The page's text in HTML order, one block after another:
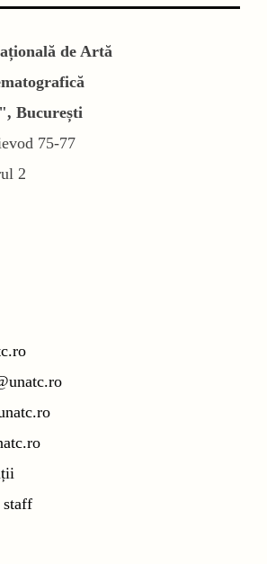
de Artă
București
75-77
2
staff